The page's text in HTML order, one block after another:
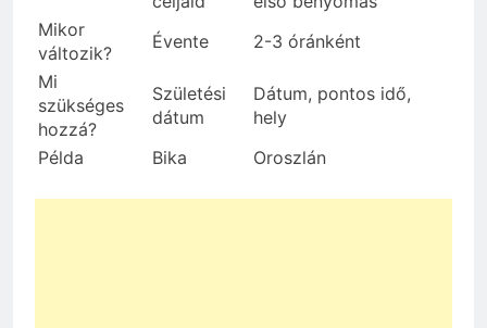
Mikor
változik?
Évente
2-3 óránként
Mi
szükséges
hozzá?
Születési
dátum
Dátum, pontos idő,
hely
Példa
Bika Oroszlán